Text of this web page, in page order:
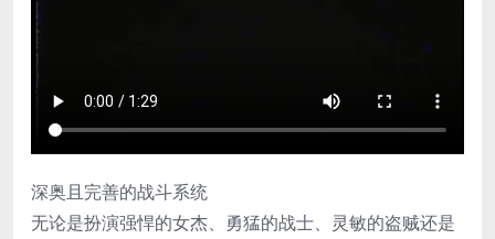
深奥且完善的战斗系统
无论是扮演强悍的女杰、勇猛的战士、灵敏的盗贼还是